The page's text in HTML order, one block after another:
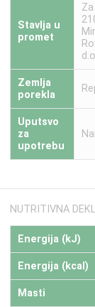
Stavlja u
promet
Zemlja
porekla
Uputsvo
za
upotrebu
NUTRITIVNA
Energija (kJ)
Energija (kcal)
Masti